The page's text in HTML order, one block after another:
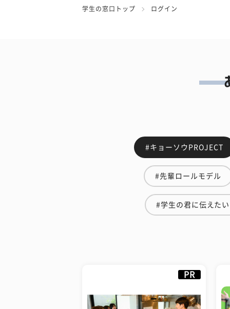
学生の窓口トップ ログイン
#キョーソウPROJECT
#先輩ロールモデル
#学生の君に伝えた
PR